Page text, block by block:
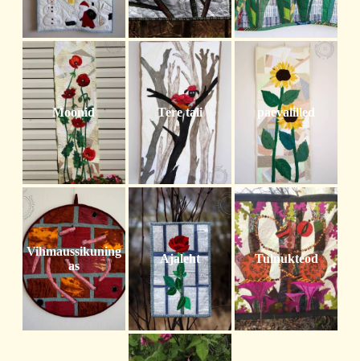
Moonid Tere tali paevalilled
Vihmaussikuning
as
Ajaleht Tulnukteod